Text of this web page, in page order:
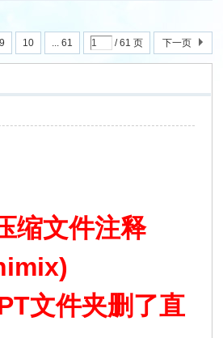
9 10 ... 61 / 61 页 下一页
缩文件注释
文件夹删了直